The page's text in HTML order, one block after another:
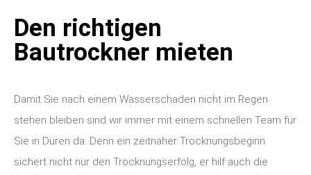
Den richtigen
Bautrockner mieten
Damit Sie nach einem Wasserschaden nicht im Regen
stehen bleiben sind wir immer mit einem schnellen Team für
Sie in Düren da. Denn ein zeitnaher Trocknungsbeginn
sichert nicht nur den Trocknungserfolg, er hilf auch die